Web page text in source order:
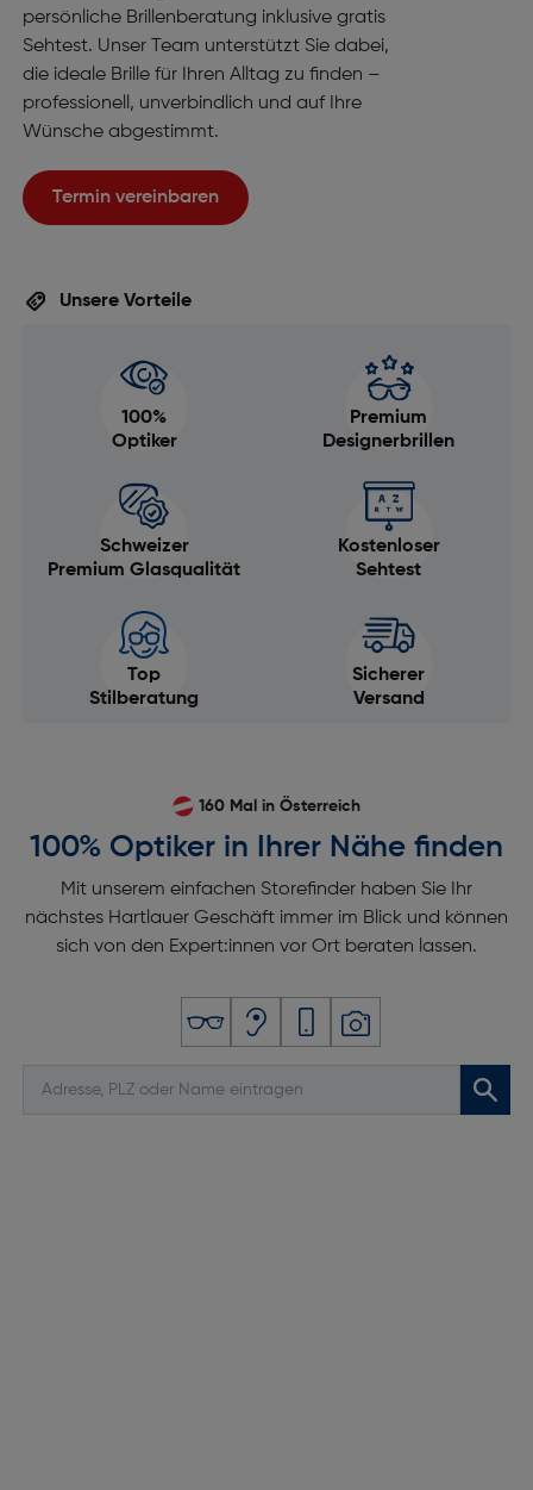
persönliche Brillenberatung inklusive gratis
Sehtest. Unser Team unterstützt Sie dabei,
die ideale Brille für Ihren Alltag zu finden –
professionell, unverbindlich und auf Ihre
Wünsche abgestimmt.
Termin vereinbaren
Unsere Vorteile
100%
Optiker
Premium
Designerbrillen
Schweizer
Premium Glasqualität
Kostenloser
Sehtest
Top
Stilberatung
Sicherer
Versand
160 Mal in Österreich
100% Optiker in Ihrer Nähe finden
Mit unserem einfachen Storefinder haben Sie Ihr
nächstes Hartlauer Geschäft immer im Blick und können
sich von den Expert:innen vor Ort beraten lassen.